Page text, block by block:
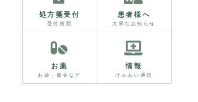
処方箋受付
受付種類
患者様へ
大事なお知らせ
お薬
お薬・服薬など
情報
けんあい通信